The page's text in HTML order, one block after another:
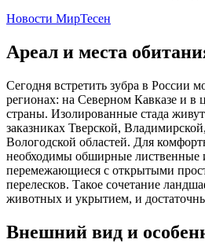
Новости МирТесен
Ареал и места
Сегодня встретить зубра в России
регионах: на Северном Кавказе и в
страны. Изолированные стада
заказниках Тверской,
Вологодской областей. Для
необходимы обширные лиственные
перемежающиеся с открытыми
перелесков. Такое сочетание
животных и укрытием, и
Внешний вид и